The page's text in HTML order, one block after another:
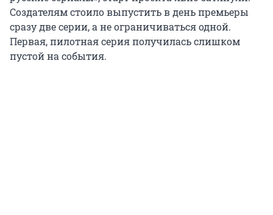
Создателям стоило выпустить в день премьеры
сразу две серии, а не ограничиваться одной.
Первая, пилотная серия получилась слишком
пустой на события.